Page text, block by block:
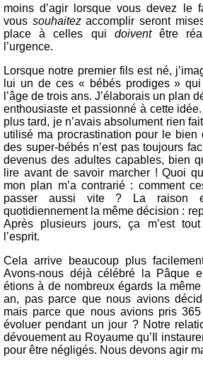
moins d’agir lorsque vous devez le
vous souhaitezaccomplir seront
place à celles qui doiventêtre
l’urgence.
Lorsque notre premier fils est né,
lui un de ces « bébés prodiges »
l’âge de trois ans. J’élaborais un plan
enthousiaste et passionné à cette
plus tard, je n’avais absolument rien
utilisé ma procrastination pour le
des super-bébés n’est pas toujours
devenus des adultes capables, bien
lire avant de savoir marcher ! Quoi
mon plan m’a contrarié : comment
passer aussi vite ? La raison
quotidiennement la même décision :
Après plusieurs jours, ça m’est
l’esprit.
Cela arrive beaucoup plus
Avons-nous déjà célébré la Pâque
étions à de nombreux égards la
an, pas parce que nous avions
mais parce que nous avions pris
évoluer pendant un jour ? Notre
dévouement au Royaume qu’Il
pour être négligés. Nous devons agir